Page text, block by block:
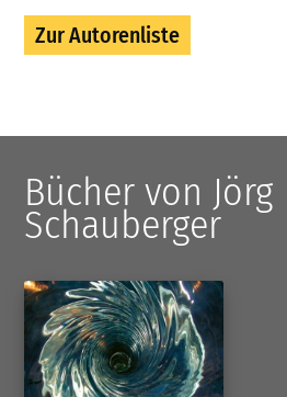
Zur Autorenliste
Bücher von Jörg
Schauberger